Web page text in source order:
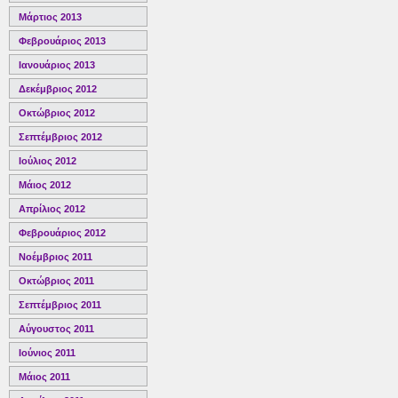
Μάρτιος 2013
Φεβρουάριος 2013
Ιανουάριος 2013
Δεκέμβριος 2012
Οκτώβριος 2012
Σεπτέμβριος 2012
Ιούλιος 2012
Μάιος 2012
Απρίλιος 2012
Φεβρουάριος 2012
Νοέμβριος 2011
Οκτώβριος 2011
Σεπτέμβριος 2011
Αύγουστος 2011
Ιούνιος 2011
Μάιος 2011